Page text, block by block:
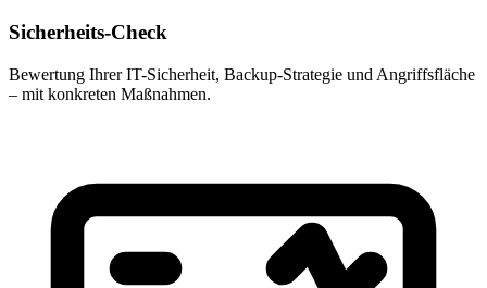
Sicherheits-Check
Bewertung Ihrer IT-Sicherheit, Backup-Strategie und Angriffsfläche
– mit konkreten Maßnahmen.